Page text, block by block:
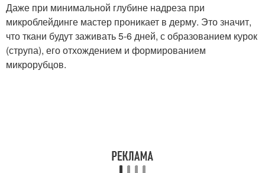
Даже при минимальной глубине надреза при
микроблейдинге мастер проникает в дерму. Это значит,
что ткани будут заживать 5-6 дней, с образованием курок
(струпа), его отхождением и формированием
микрорубцов.